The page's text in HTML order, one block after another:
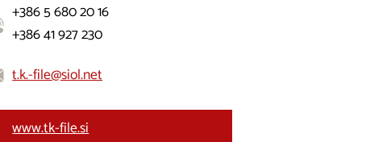
+386 5 680 20 16
+386 41 927 230
t.k.-file@siol.net
www.tk-file.si